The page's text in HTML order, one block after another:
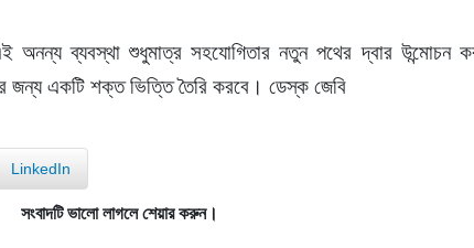
অনন্য ব্যবস্থা শুধুমাত্র সহযোগিতার নতুন পথের দ্বার উন্মোচন
জন্য একটি শক্ত ভিত্তি তৈরি করবে। ডেস্ক জেবি
LinkedIn
সংবাদটি ভালো লাগলে শেয়ার করুন।